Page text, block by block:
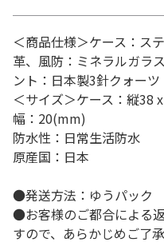
＜商品仕様＞ケース：ス
革、風防：ミネラルガラ
ント：日本製3針クォーツ
＜サイズ＞ケース：縦38
幅：20(mm)
防水性：日常生活防水
原産国：日本
●発送方法：ゆうパック
●お客様のご都合による
すので、あらかじめご了